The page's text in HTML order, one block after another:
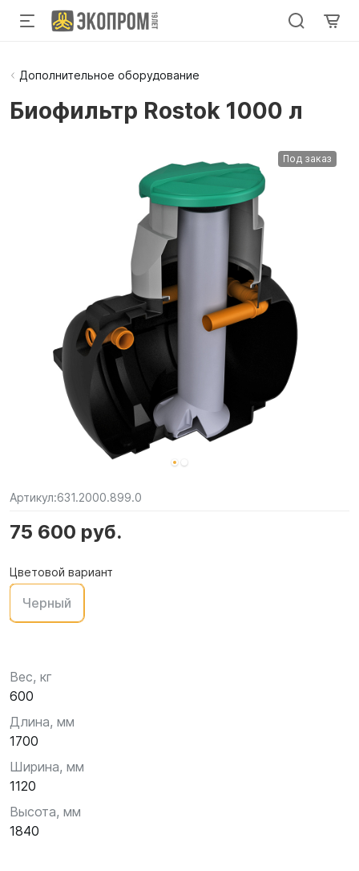
Дополнительное оборудование
Биофильтр Rostok 1000 л
Под заказ
Артикул:631.2000.899.0
75 600 руб.
Цветовой вариант
Черный
Вес, кг
600
Длина, мм
1700
Ширина, мм
1120
Высота, мм
1840